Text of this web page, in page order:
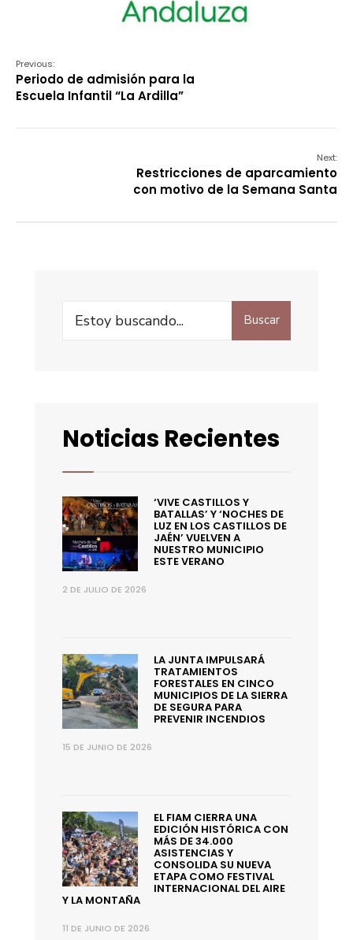
Previous:
Periodo de admisión para la
Escuela Infantil “La Ardilla”
Next:
Restricciones de aparcamiento
con motivo de la Semana Santa
Buscar
Noticias Recientes
‘VIVE CASTILLOS Y
BATALLAS’ Y ‘NOCHES DE
LUZ EN LOS CASTILLOS DE
JAÉN’ VUELVEN A
NUESTRO MUNICIPIO
ESTE VERANO
2 DE JULIO DE 2026
LA JUNTA IMPULSARÁ
TRATAMIENTOS
FORESTALES EN CINCO
MUNICIPIOS DE LA SIERRA
DE SEGURA PARA
PREVENIR INCENDIOS
15 DE JUNIO DE 2026
EL FIAM CIERRA UNA
EDICIÓN HISTÓRICA CON
MÁS DE 34.000
ASISTENCIAS Y
CONSOLIDA SU NUEVA
ETAPA COMO FESTIVAL
INTERNACIONAL DEL AIRE
Y LA MONTAÑA
11 DE JUNIO DE 2026